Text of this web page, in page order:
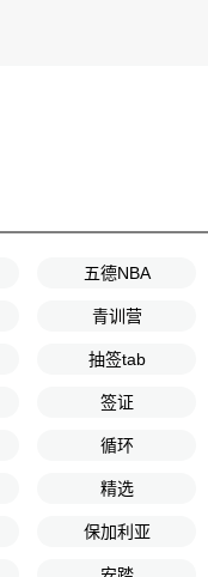
五德NBA
青训营
抽签tab
签证
循环
精选
保加利亚